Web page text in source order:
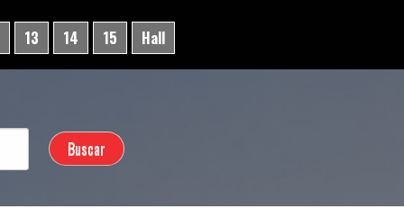
13 14 15 Hall